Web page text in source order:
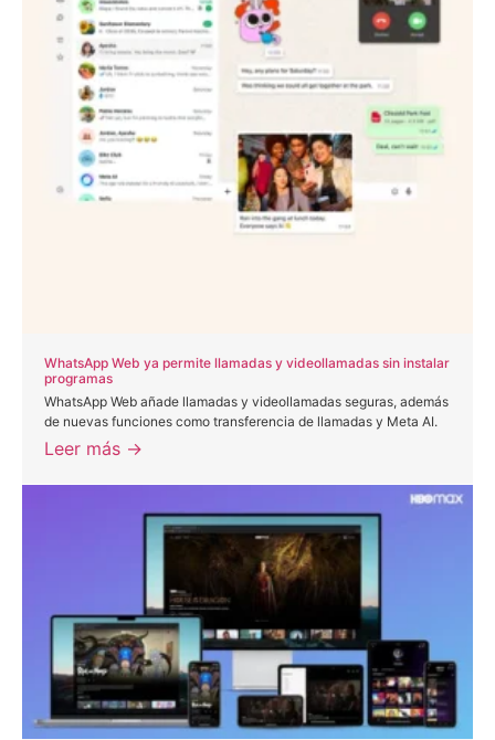
WhatsApp Web ya permite llamadas y videollamadas sin instalar
programas
WhatsApp Web añade llamadas y videollamadas seguras, además
de nuevas funciones como transferencia de llamadas y Meta AI.
Leer más →